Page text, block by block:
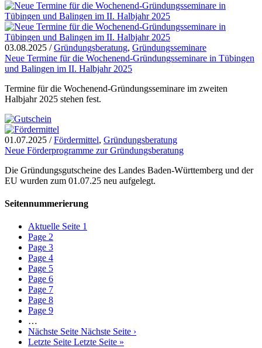
03.08.2025 /Gründungsberatung, Gründungsseminare
Neue Termine für die Wochenend-Gründungsseminare in Tübingen
und Balingen im II. Halbjahr 2025
Termine für die Wochenend-Gründungsseminare im zweiten
Halbjahr 2025 stehen fest.
01.07.2025 /Fördermittel, Gründungsberatung
Neue Förderprogramme zur Gründungsberatung
Die Gründungsgutscheine des Landes Baden-Württemberg und der
EU wurden zum 01.07.25 neu aufgelegt.
Seitennummerierung
Aktuelle Seite 1
Page 2
Page 3
Page 4
Page 5
Page 6
Page 7
Page 8
Page 9
…
Nächste Seite Nächste Seite ›
Letzte Seite Letzte Seite »